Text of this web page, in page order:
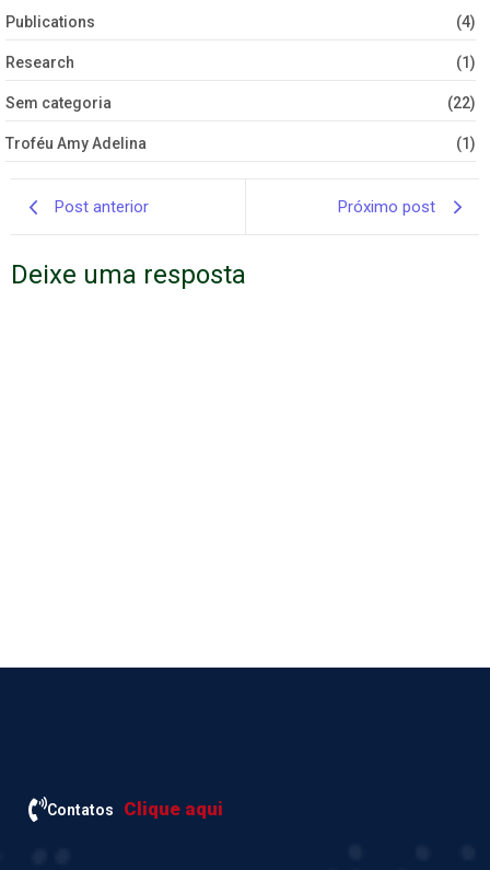
Publications (4)
Research (1)
Sem categoria (22)
Troféu Amy Adelina (1)
Post anterior Próximo post
Deixe uma resposta
Contatos Clique aqui